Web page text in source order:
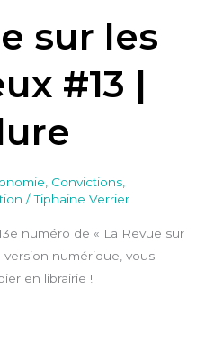
sur les
#13 |
Convictions
/Tiphaine Verrier
numéro de « La Revue sur
version numérique, vous
en librairie !